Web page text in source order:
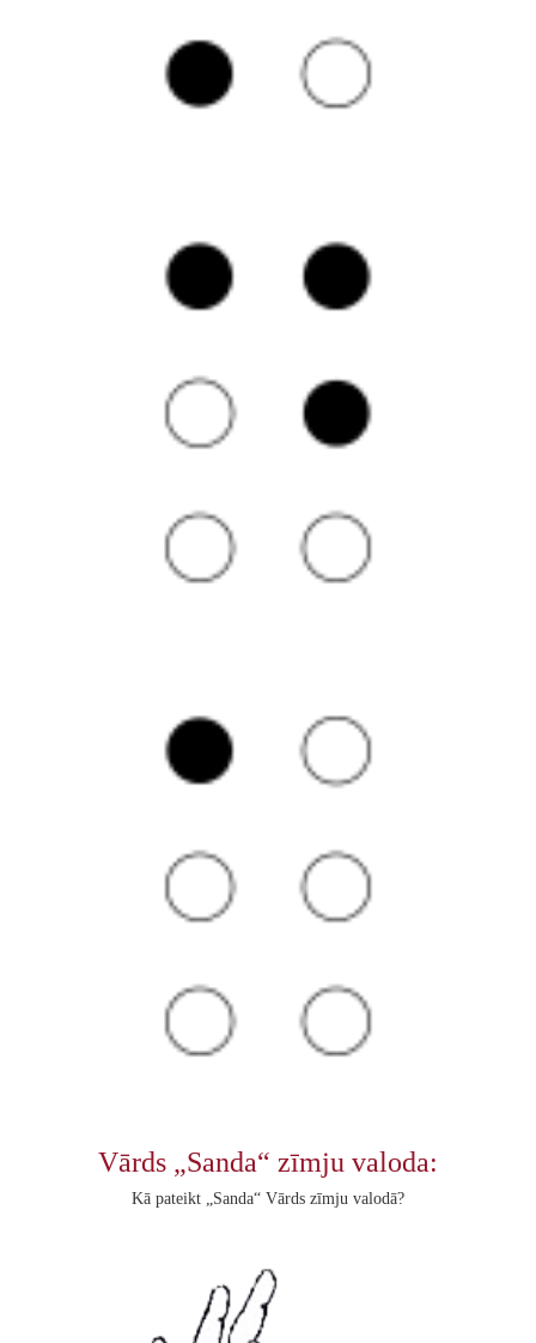
Vārds „Sanda“ zīmju valoda:
Kā pateikt „Sanda“ Vārds zīmju valodā?